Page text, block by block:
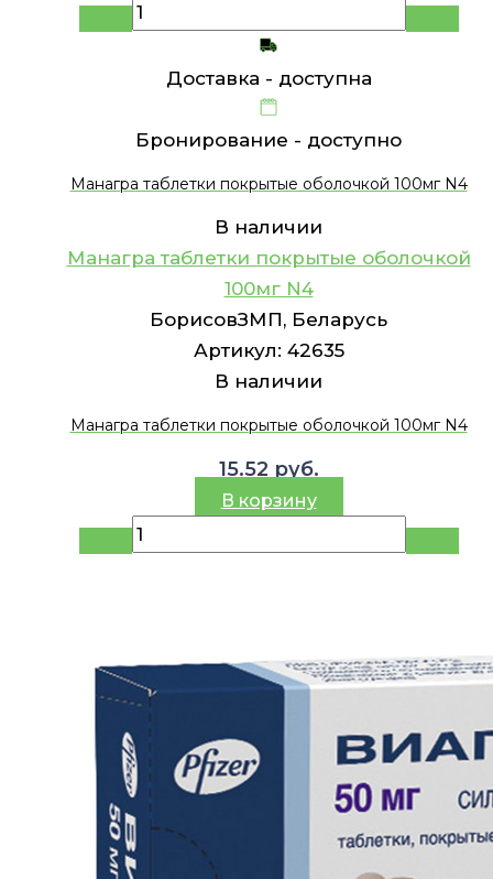
Доставка - доступна
Бронирование - доступно
Манагра таблетки покрытые оболочкой 100мг N4
В наличии
Манагра таблетки покрытые оболочкой
100мг N4
БорисовЗМП, Беларусь
Артикул: 42635
В наличии
Манагра таблетки покрытые оболочкой 100мг N4
15.52 руб.
В корзину